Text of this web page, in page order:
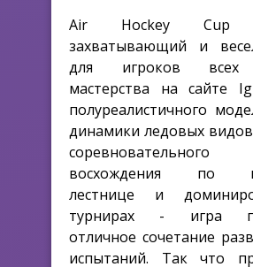
Air Hockey Cup
захватывающий и
для игроков всех
мастерства на сайте
полуреалистичного
динамики ледовых
восхождения по
лестнице и
турнирах - игра
отличное сочетание
испытаний. Так что